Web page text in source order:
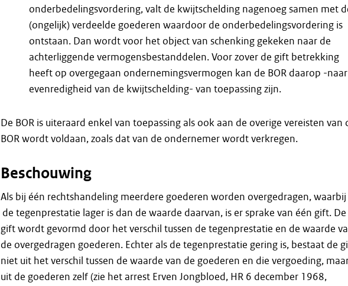
onderbedelingsvordering, valt de kwijtschelding nagenoeg samen met
(ongelijk) verdeelde goederen waardoor de onderbedelingsvordering is
ontstaan. Dan wordt voor het object van schenking gekeken naar de
achterliggende vermogensbestanddelen. Voor zover de gift betrekking
heeft op overgegaan ondernemingsvermogen kan de BOR daarop -naar
evenredigheid van de kwijtschelding- van toepassing zijn.
De BOR is uiteraard enkel van toepassing als ook aan de overige vereisten van
BOR wordt voldaan, zoals dat van de ondernemer wordt verkregen.
Beschouwing
Als bij één rechtshandeling meerdere goederen worden overgedragen, waarbij
de tegenprestatie lager is dan de waarde daarvan, is er sprake van één gift. De
gift wordt gevormd door het verschil tussen de tegenprestatie en de waarde
de overgedragen goederen. Echter als de tegenprestatie gering is, bestaat de
niet uit het verschil tussen de waarde van de goederen en die vergoeding,
uit de goederen zelf (zie het arrest Erven Jongbloed, HR 6 december 1968,